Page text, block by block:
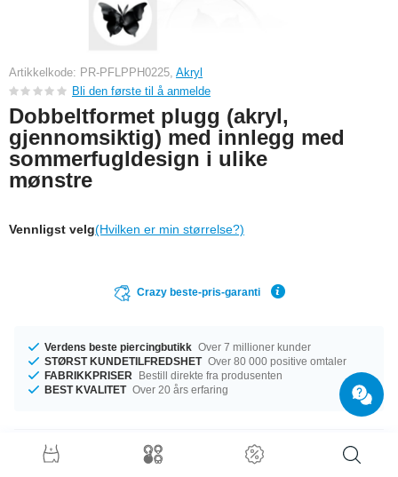
Artikkelkode: PR-PFLPPH0225, Akryl
Bli den første til å anmelde
Dobbeltformet plugg (akryl,
gjennomsiktig) med innlegg med
sommerfugldesign i ulike
mønstre
Vennligst velg(Hvilken er min størrelse?)
Crazy beste-pris-garanti
Verdens beste piercingbutikk Over 7 millioner kunder
STØRST KUNDETILFREDSHET Over 80 000 positive omtaler
FABRIKKPRISER
Bestill direkte fra produsenten
BEST KVALITET Over 20 års erfaring